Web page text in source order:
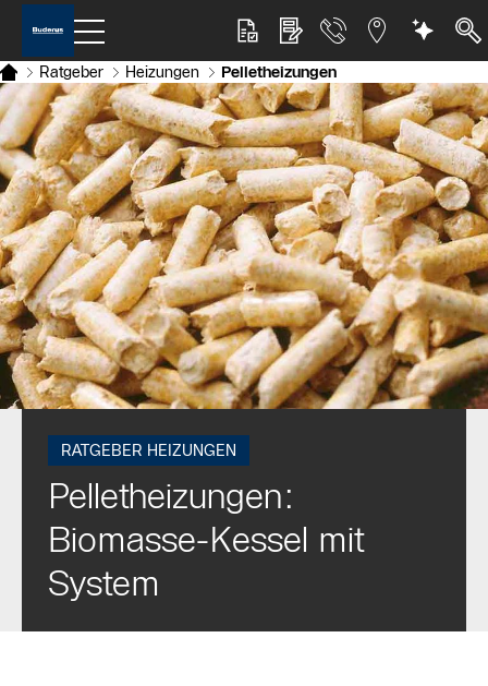
Ratgeber Heizungen Pelletheizungen
RATGEBER HEIZUNGEN
Pelletheizungen:
Biomasse-Kessel mit
System